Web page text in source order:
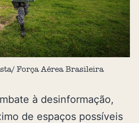
Força Aérea Brasileira
à desinformação,
de espaços possíveis